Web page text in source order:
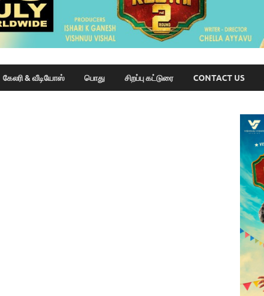
கேலரி & வீடியோஸ் பொது சிறப்பு கட்டுரை CONTACT US